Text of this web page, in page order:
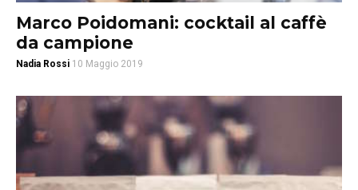
Marco Poidomani: cocktail al caffè
da campione
Nadia Rossi 10 Maggio 2019